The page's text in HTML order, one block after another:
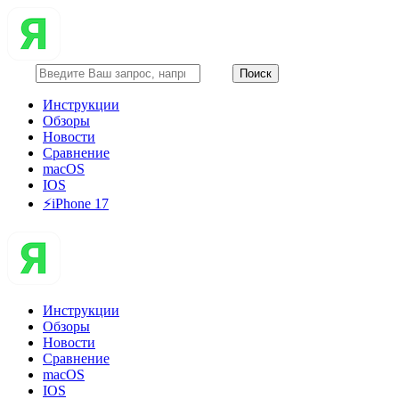
Инструкции
Обзоры
Новости
Сравнение
macOS
IOS
⚡️iPhone 17
Инструкции
Обзоры
Новости
Сравнение
macOS
IOS